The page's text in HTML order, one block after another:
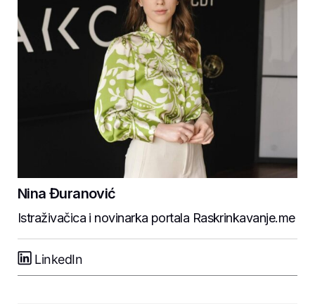
Nina Đuranović
Istraživačica i novinarka portala Raskrinkavanje.me
LinkedIn